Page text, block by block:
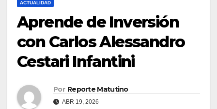
ACTUALIDAD
Aprende de Inversión
con Carlos Alessandro
Cestari Infantini
Por Reporte Matutino
ABR 19, 2026